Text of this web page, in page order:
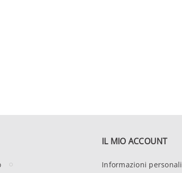
IL MIO ACCOUNT
Informazioni personali